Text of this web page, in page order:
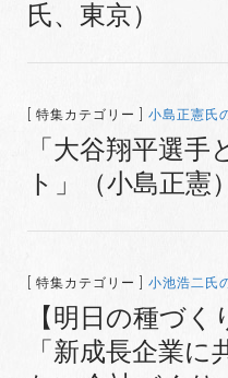
氏、東京）
[ 特集カテゴリー ] 小島正憲氏
「大谷翔平選
ト」（小島正憲）
[ 特集カテゴリー ] 小池浩二氏
【明日の種づ
「新成長企業